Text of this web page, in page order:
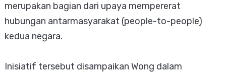
merupakan bagian dari upaya mempererat
hubungan antarmasyarakat (people-to-people)
kedua negara.
Inisiatif tersebut disampaikan Wong dalam